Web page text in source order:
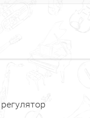
регулятор